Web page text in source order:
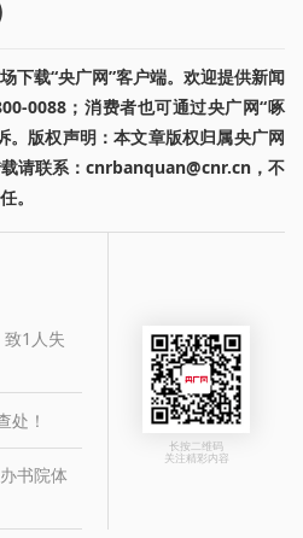
下载“央广网”客户端。欢迎提供新闻
0088；消费者也可通过央广网“啄
。版权声明：本文章版权归属央广网
请联系：cnrbanquan@cnr.cn，不
。
1人失
处！
书院体
长按二维码
关注精彩内容